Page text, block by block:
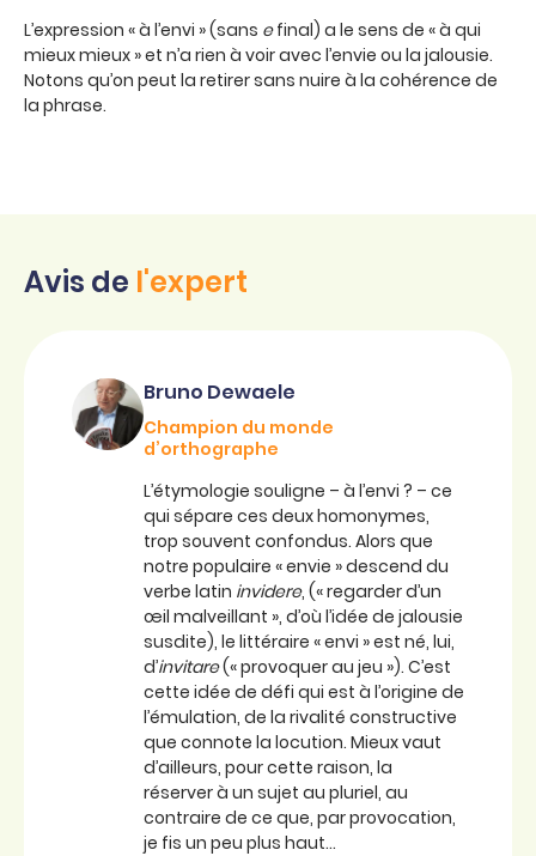
L’expression « à l’envi » (sans efinal) a le sens de « à qui
mieux mieux » et n’a rien à voir avec l’envie ou la jalousie.
Notons qu’on peut la retirer sans nuire à la cohérence de
la phrase.
Avis de l'expert
Bruno Dewaele
Champion du monde
d’orthographe
L’étymologie souligne – à l’envi ? – ce
qui sépare ces deux homonymes,
trop souvent confondus. Alors que
notre populaire « envie » descend du
verbe latin invidere, (« regarder d’un
œil malveillant », d’où l’idée de jalousie
susdite), le littéraire « envi » est né, lui,
d’invitare(« provoquer au jeu »). C’est
cette idée de défi qui est à l’origine de
l’émulation, de la rivalité constructive
que connote la locution. Mieux vaut
d’ailleurs, pour cette raison, la
réserver à un sujet au pluriel, au
contraire de ce que, par provocation,
je fis un peu plus haut…